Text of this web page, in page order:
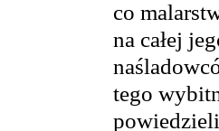
co
na całej
tego